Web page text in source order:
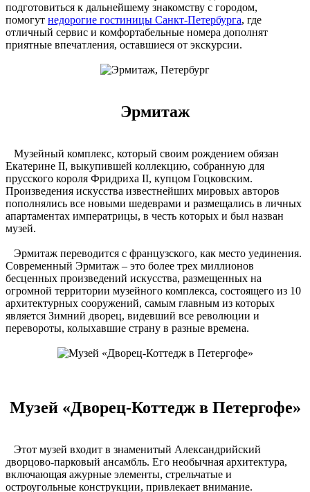
подготовиться к дальнейшему знакомству с городом,
помогут недорогие гостиницы Санкт-Петербурга, где
отличный сервис и комфортабельные номера дополнят
приятные впечатления, оставшиеся от экскурсии.
Эрмитаж
Музейный комплекс, который своим рождением обязан
Екатерине II, выкупившей коллекцию, собранную для
прусского короля Фридриха II, купцом Гоцковским.
Произведения искусства известнейших мировых авторов
пополнялись все новыми шедеврами и размещались в личных
апартаментах императрицы, в честь которых и был назван
музей.
Эрмитаж переводится с французского, как место уединения.
Современный Эрмитаж – это более трех миллионов
бесценных произведений искусства, размещенных на
огромной территории музейного комплекса, состоящего из 10
архитектурных сооружений, самым главным из которых
является Зимний дворец, видевший все революции и
перевороты, колыхавшие страну в разные времена.
Музей «Дворец-Коттедж в Петергофе»
Этот музей входит в знаменитый Александрийский
дворцово-парковый ансамбль. Его необычная архитектура,
включающая ажурные элементы, стрельчатые и
остроугольные конструкции, привлекает внимание.